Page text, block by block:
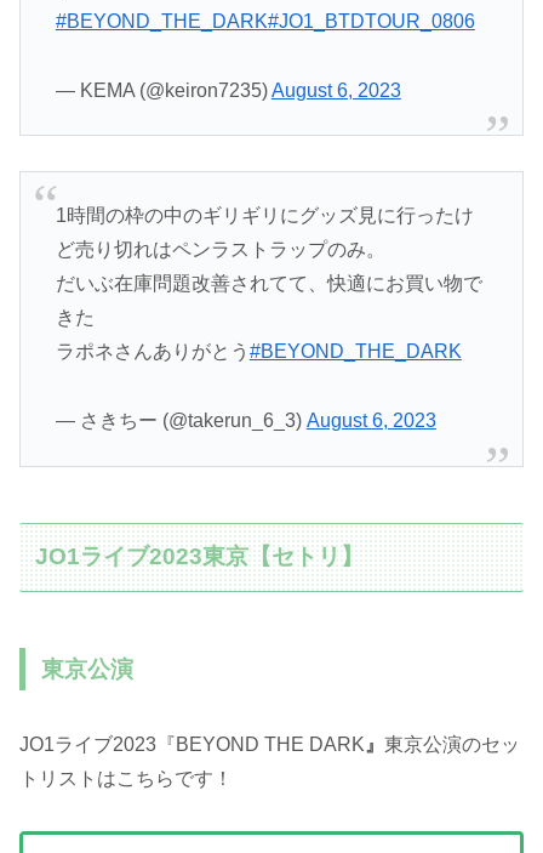
#BEYOND_THE_DARK#JO1_BTDTOUR_0806
— KEMA (@keiron7235)August 6, 2023
1時間の枠の中のギリギリにグッズ見に行ったけ
ど売り切れはペンラストラップのみ。
だいぶ在庫問題改善されてて、快適にお買い物で
きた
ラポネさんありがとう #BEYOND_THE_DARK
— さきちー (@takerun_6_3) August 6, 2023
JO1ライブ2023東京【セトリ】
東京公演
JO1ライブ2023『BEYOND THE DARK』 東京公演のセッ
トリストはこちらです！